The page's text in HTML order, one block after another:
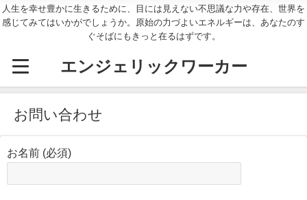
人生を幸せ豊かに生きるために、目には見えない不思議な力や存在、世界を
感じてみてはいかがでしょうか。原始の力づよいエネルギーは、あなたのす
ぐそばにもきっと在るはずです。
エンジェリックワーカー
お問い合わせ
お名前 (必須)